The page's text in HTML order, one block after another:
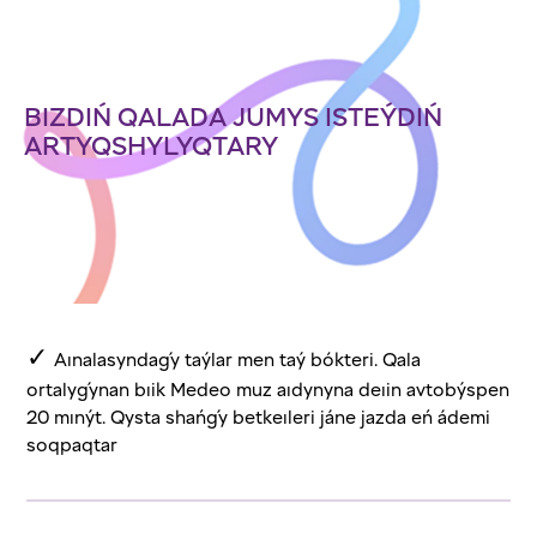
BIZDIŃ QALADA JUMYS ISTEÝDIŃ
ARTYQSHYLYQTARY
✓Aınalasyndaǵy taýlar men taý bókteri. Qala
ortalyǵynan bıik Medeo muz aıdynyna deıin avtobýspen
20 mınýt. Qysta shańǵy betkeıleri jáne jazda eń ádemi
soqpaqtar